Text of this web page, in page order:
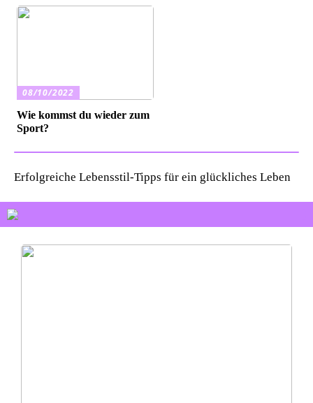
08/10/2022
Wie kommst du wieder zum
Sport?
Erfolgreiche Lebensstil-Tipps für ein glückliches Leben